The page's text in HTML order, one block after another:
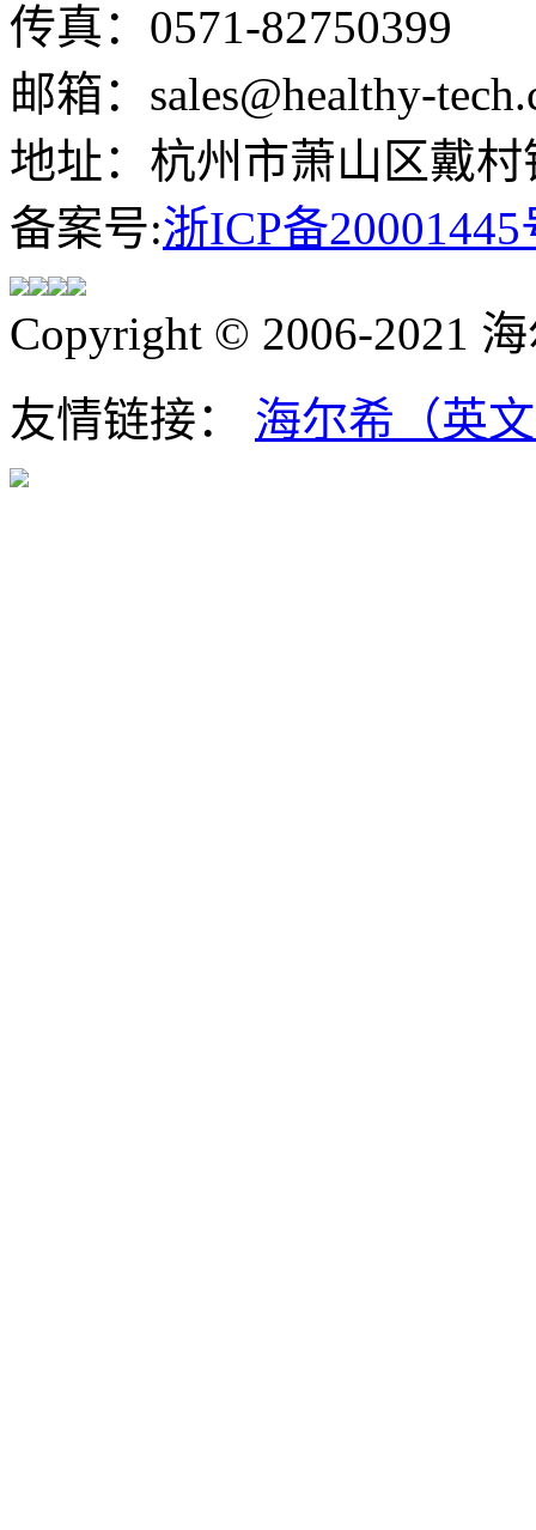
传真：0571-82750399
邮箱：sales@healthy-
地址：杭州市萧山区戴
备案号:浙ICP备20001445
Copyright © 2006-2021
友情链接： 海尔希（英